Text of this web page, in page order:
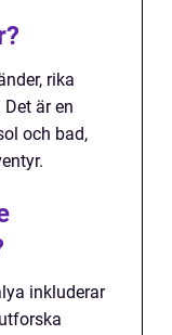
rika
är en
och bad,
inkluderar